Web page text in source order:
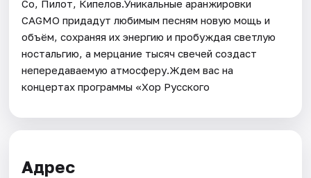
Co, Пилот, Кипелов.Уникальные аранжировки
CAGMO придадут любимым песням новую мощь и
объём, сохраняя их энергию и пробуждая светлую
ностальгию, а мерцание тысяч свечей создаст
непередаваемую атмосферу.Ждем вас на
концертах программы «Хор Русского
Адрес